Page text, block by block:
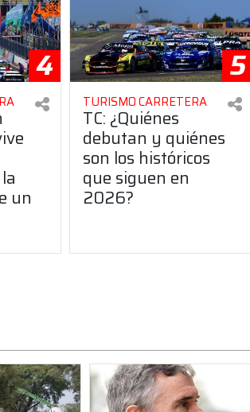
4
un
5
TURISMO CARRETERA
TC: ¿Quiénes
debutan y quiénes
son los históricos
que siguen en
2026?